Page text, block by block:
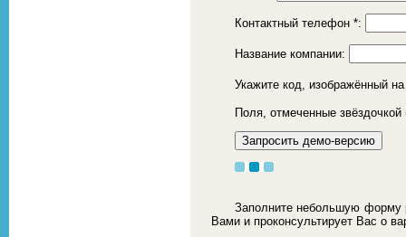
Контактный телефон *:
Название компании:
Укажите код, изображённый
Поля, отмеченные звёздочкой
Заполните небольшую форму
Вами и проконсультирует Вас о